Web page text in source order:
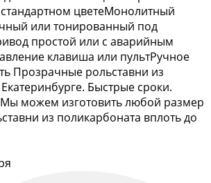
цветеМонолитный
или тонированный под
простой или с аварийным
клавиша или пультРучное
Прозрачные рольставни из
Быстрые сроки.
можем изготовить любой размер
из поликарбоната вплоть до